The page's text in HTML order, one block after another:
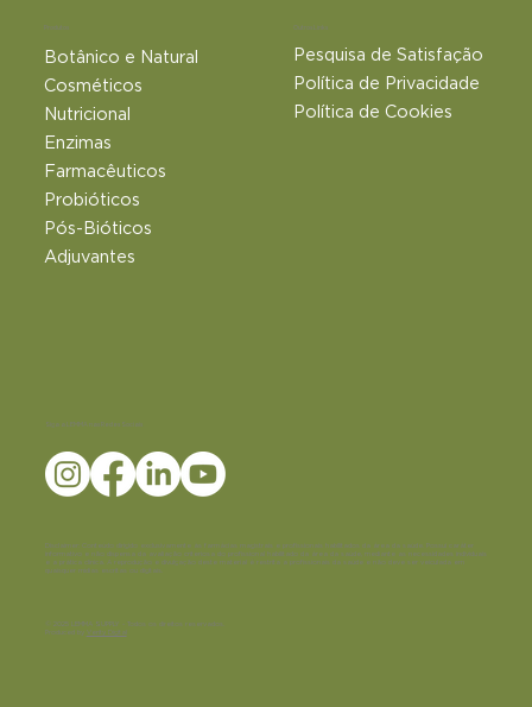
Produtos
Botânico e Natural​
Cosméticos
Nutricional
Enzimas
Farmacêuticos
Probióticos
Pós-Bióticos
Adjuvantes
Outros Links
Pesquisa de Satisfação
Política de Privacidade
Política de Cookies
Siga a LEMMA nas Redes Sociais
Disclaimer:
Conteúdo dirigido exclusivamente às farmácias magistrais e profissionais habilitados da área da saúde. Possui caráter
informativo e não dispensa da avaliação criteriosa do profissional habilitado da área da saúde, mediante as necessidades individuais
e a prática clínica. A reprodução e divulgação deste material é restrita a profissionais da saúde e não deve ser veiculada em
quaisquer mídias escritas ou digitais.
© 2025 LEMMA SUPPLY - Todos os direitos reservados.
Produced by
Verity Digital